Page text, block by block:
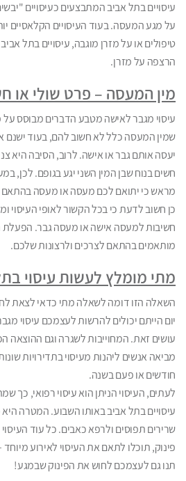
עיסויים בתל אביב המתבצעים כעיסויים
על מגע המעסה. בעוד העיסויים הקלאסיים
טיפולים או על מזרן מוגבה, עיסויים בתל
הרצפה על מזרן.
מין המעסה – פרט שולי או
עיסוי מגבר לאישה מטבע הדברים מבוסס
שמין המעסה כלל לא חשוב להם, בעוד ישנם
יעסה אותם גבר או אישה. לרוב, הסיבה היא
חשים בנוח שבן המין השני יגע בגופם. לכן,
מראש כי יתואם לכם מעסה או מעסה
כן חשוב לדעת כי בכל הקשור לאופי העיסוי
חשיבות למעסה אישה או מעסה גבר. הפעלת
מותאמים בהתאם לצרכים ולרצונות שלכם.
מתי מומלץ לעשות עיסוי
השאלה הזו דומה לשאלה מתי כדאי לצאת
יום הייתם יכולים להרשות לעצמכם עיסוי
עושים זאת. המחוייבות לשגרה וגם ההוצאה
מביאה אנשים ליהנות מעיסוי בתדירויות
חודשים או פעם בשנה.
לעתים, העיסוי הניתן הוא עיסוי רפואי, כך
עיסויים בתל אביב באותו השבוע. המטרה
שרירים תפוסים ולרפא כאבים. כל עוד
פינוק, תוכלו לתאם את העיסוי לאירוע מיוחד
תנו גם לעצמכם לחוש את הפינוק שבמגע!